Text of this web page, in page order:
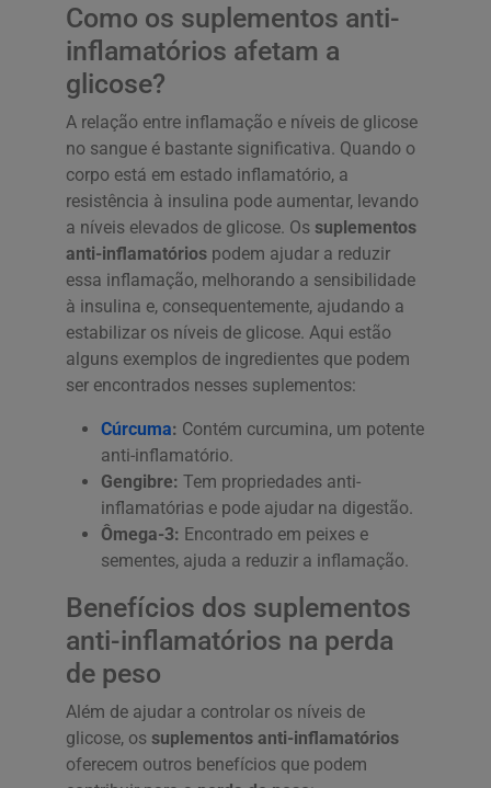
Como os suplementos anti-
inflamatórios afetam a
glicose?
A relação entre inflamação e níveis de glicose
no sangue é bastante significativa. Quando o
corpo está em estado inflamatório, a
resistência à insulina pode aumentar, levando
a níveis elevados de glicose. Os suplementos
anti-inflamatórios podem ajudar a reduzir
essa inflamação, melhorando a sensibilidade
à insulina e, consequentemente, ajudando a
estabilizar os níveis de glicose. Aqui estão
alguns exemplos de ingredientes que podem
ser encontrados nesses suplementos:
Cúrcuma: Contém curcumina, um potente
anti-inflamatório.
Gengibre: Tem propriedades anti-
inflamatórias e pode ajudar na digestão.
Ômega-3: Encontrado em peixes e
sementes, ajuda a reduzir a inflamação.
Benefícios dos suplementos
anti-inflamatórios na perda
de peso
Além de ajudar a controlar os níveis de
glicose, os suplementos anti-inflamatórios
oferecem outros benefícios que podem